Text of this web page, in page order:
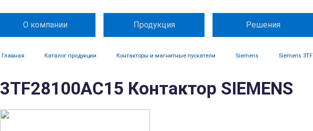
О компании Продукция Решения
Главная Каталог продукции Контакторы и магнитные пускатели Siemens Siemens 3TF
3TF28100AC15 Контактор SIEMENS